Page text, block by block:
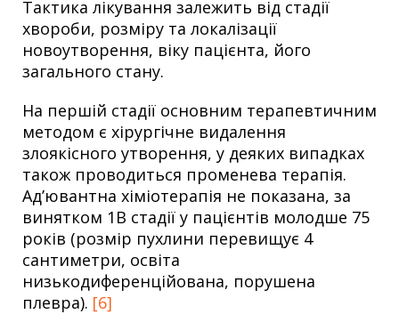
Тактика лікування залежить від стадії
хвороби, розміру та локалізації
новоутворення, віку пацієнта, його
загального стану.
На першій стадії основним терапевтичним
методом є хірургічне видалення
злоякісного утворення, у деяких випадках
також проводиться променева терапія.
Ад’ювантна хіміотерапія не показана, за
винятком 1В стадії у пацієнтів молодше 75
років (розмір пухлини перевищує 4
сантиметри, освіта
низькодиференційована, порушена
плевра). [6]